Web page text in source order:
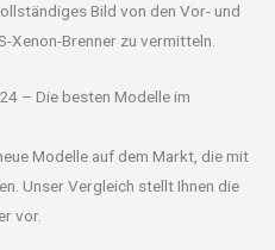
Bild von den Vor- und
Xenon-Brenner zu vermitteln.
– Die besten Modelle im
Modelle auf dem Markt, die mit
Unser Vergleich stellt Ihnen die
vor.